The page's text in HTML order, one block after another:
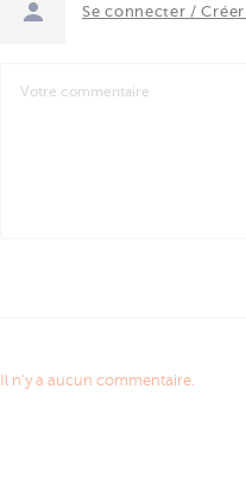
Se connecter /
Il n'y a aucun commentaire.